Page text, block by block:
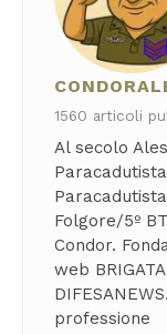
1560 articoli
Al secolo
Folgore/5º
Condor.
web
professione